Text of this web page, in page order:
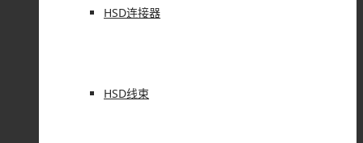
HSD连接器
HSD线束